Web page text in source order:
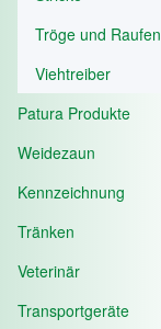
Tröge und Raufen
Viehtreiber
Patura Produkte
Weidezaun
Kennzeichnung
Tränken
Veterinär
Transportgeräte